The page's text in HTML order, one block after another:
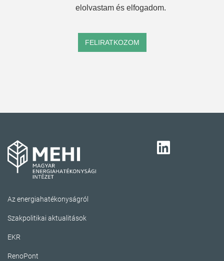
elolvastam és elfogadom.
FELIRATKOZOM
Az energiahatékonyságról
Szakpolitikai aktualitások
EKR
RenoPont